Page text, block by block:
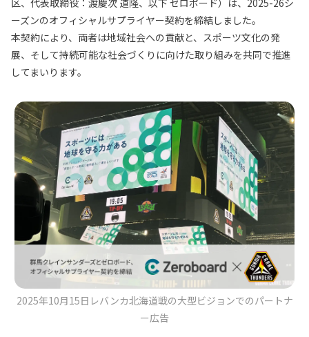
区、代表取締役：渡慶次 道隆、以下 ゼロボード）は、2025-26シ
ーズンのオフィシャルサプライヤー契約を締結しました。
本契約により、両者は地域社会への貢献と、スポーツ文化の発
展、そして持続可能な社会づくりに向けた取り組みを共同で推進
してまいります。
2025年10月15日レバンカ北海道戦の大型ビジョンでのパートナ
ー広告